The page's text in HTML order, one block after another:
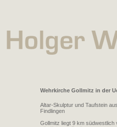
Wehrkirche Gollmitz in der
Altar-Skulptur und Taufstein
Findlingen
Gollmitz liegt 9 km